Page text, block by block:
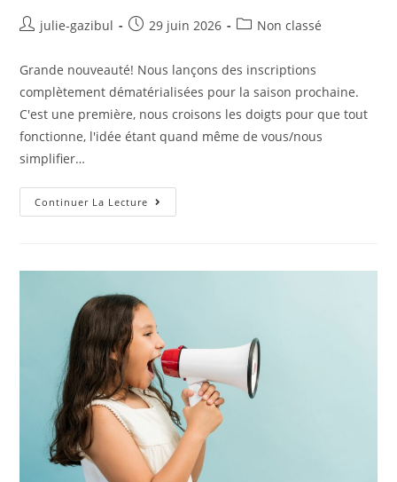
julie-gazibul 29 juin 2026 Non classé
Grande nouveauté! Nous lançons des inscriptions
complètement dématérialisées pour la saison prochaine.
C'est une première, nous croisons les doigts pour que tout
fonctionne, l'idée étant quand même de vous/nous
simplifier…
Continuer La Lecture